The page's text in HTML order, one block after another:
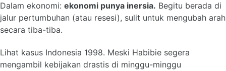
Dalam ekonomi: ekonomi punya inersia. Begitu berada di
jalur pertumbuhan (atau resesi), sulit untuk mengubah arah
secara tiba-tiba.
Lihat kasus Indonesia 1998. Meski Habibie segera
mengambil kebijakan drastis di minggu-minggu